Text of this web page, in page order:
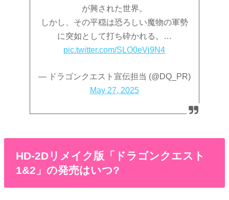
が興された世界。
しかし、その平穏は恐ろしい魔物の軍勢
に突如として打ち砕かれる。…
pic.twitter.com/SLO0eVj9N4
— ドラゴンクエスト宣伝担当 (@DQ_PR)
May 27, 2025
HD-2Dリメイク版「ドラゴンクエスト
1&2」の発売はいつ?